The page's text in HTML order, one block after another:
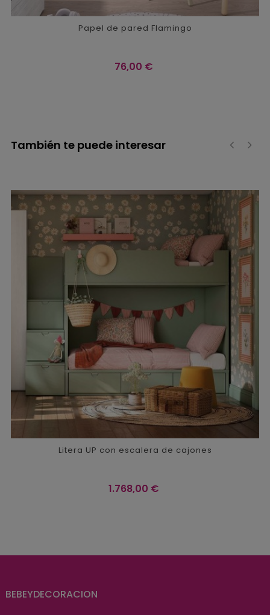
Papel de pared Flamingo
Precio
76,00 €
También te puede interesar
Litera UP con escalera de cajones
Precio
1.768,00 €
BEBEYDECORACION